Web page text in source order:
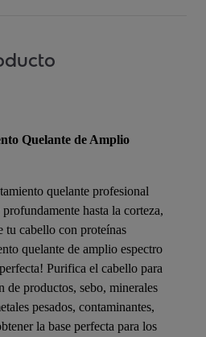
Quelante de Amplio
quelante profesional
hasta la corteza,
tu cabello con proteínas
quelante de amplio espectro
Purifica el cabello para
de productos, sebo, minerales
pesados, contaminantes,
la base perfecta para los